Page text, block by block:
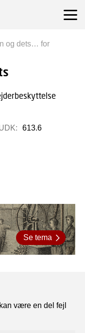
og dets… for
613.6
Se tema
være en del fejl